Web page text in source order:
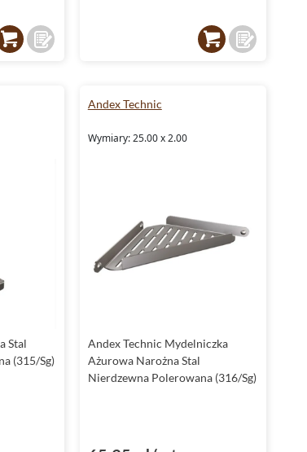
Stal
(315/Sg)
Andex Technic
Wymiary: 25.00 x 2.00
Andex Technic Mydelniczka
Ażurowa Narożna Stal
Nierdzewna Polerowana (316/Sg)